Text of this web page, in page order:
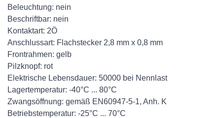
Beleuchtung: nein
Beschriftbar: nein
Kontaktart: 2Ö
Anschlussart: Flachstecker 2,8 mm x 0,8 mm
Frontrahmen: gelb
Pilzknopf: rot
Elektrische Lebensdauer: 50000 bei Nennlast
Lagertemperatur: -40°C ... 80°C
Zwangsöffnung: gemäß EN60947-5-1, Anh. K
Betriebstemperatur: -25°C ... 70°C